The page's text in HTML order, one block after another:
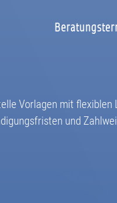
Vorlagen mit flexiblen
und